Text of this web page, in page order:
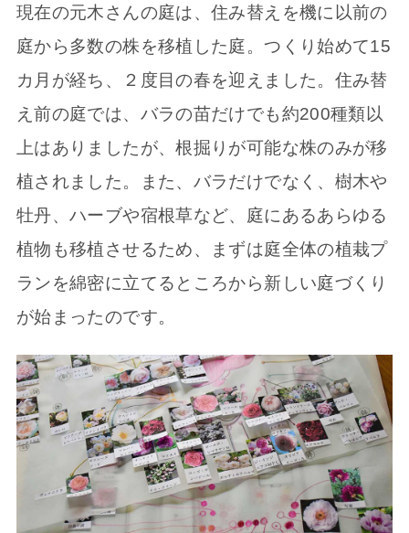
現在の元木さんの庭は、住み替えを機に以前の
庭から多数の株を移植した庭。つくり始めて15
カ月が経ち、２度目の春を迎えました。住み替
え前の庭では、バラの苗だけでも約200種類以
上はありましたが、根掘りが可能な株のみが移
植されました。また、バラだけでなく、樹木や
牡丹、ハーブや宿根草など、庭にあるあらゆる
植物も移植させるため、まずは庭全体の植栽プ
ランを綿密に立てるところから新しい庭づくり
が始まったのです。